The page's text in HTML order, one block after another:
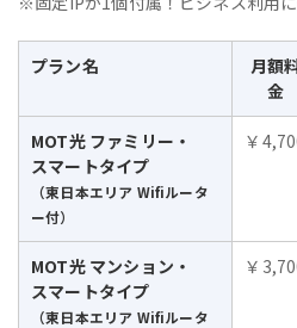
プラン名
月額
金
MOT光 ファミリー・
スマートタイプ
（東日本エリア Wifiルータ
ー付）
￥
MOT光 マンション・
スマートタイプ
（東日本エリア Wifiルータ
￥